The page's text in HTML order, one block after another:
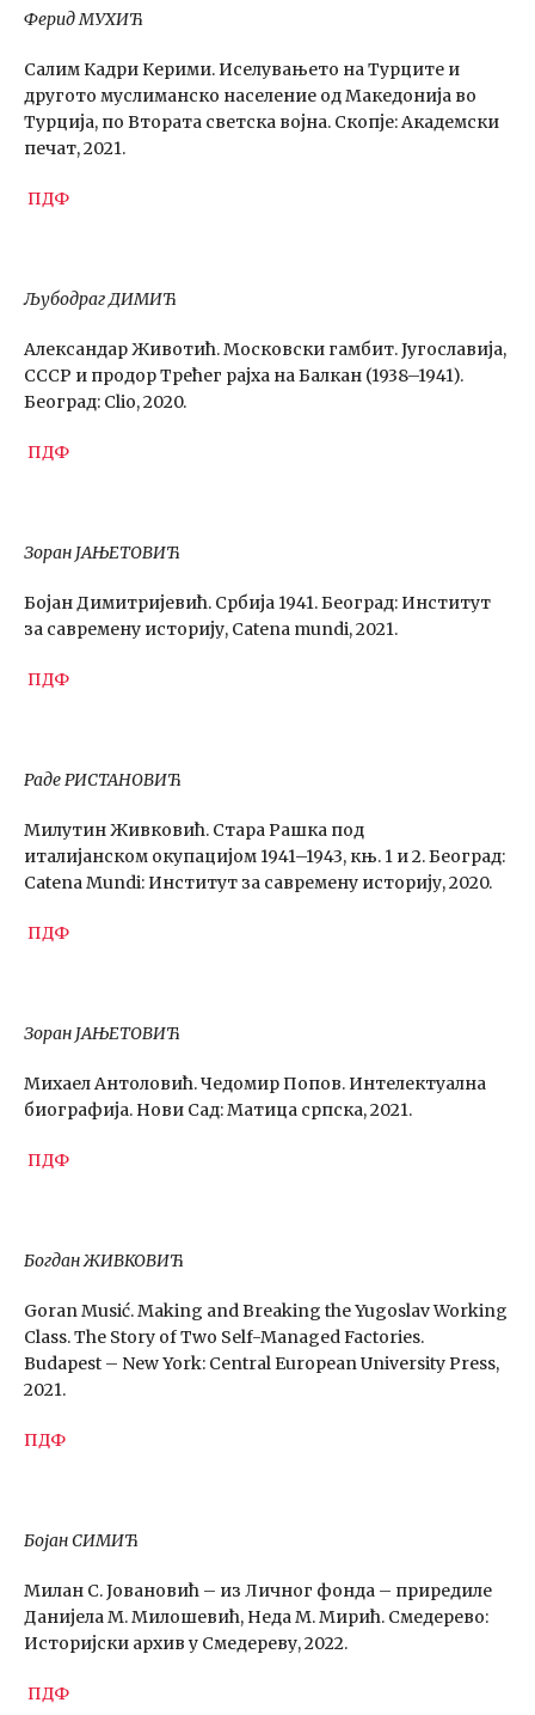
Ферид МУХИЋ
Салим Кадри Керими. Иселувањето на Турците и
другото муслиманско население од Македонија во
Турција, по Втората светска војна. Скопје: Академски
печат, 2021.
ПДФ
Љубодраг ДИМИЋ
Александар Животић. Московски гамбит. Југославија,
СССР и продор Трећег рајха на Балкан (1938–1941).
Београд: Clio, 2020.
ПДФ
Зоран ЈАЊЕТОВИЋ
Бојан Димитријевић. Србија 1941. Београд: Институт
за савремену историју, Catena mundi, 2021.
ПДФ
Раде РИСТАНОВИЋ
Милутин Живковић. Стара Рашка под
италијанском окупацијом 1941–1943, књ. 1 и 2. Београд:
Catena Mundi: Институт за савремену историју, 2020.
ПДФ
Зоран ЈАЊЕТОВИЋ
Михаел Антоловић. Чедомир Попов. Интелектуална
биографија. Нови Сад: Матица српска, 2021.
ПДФ
Богдан ЖИВКОВИЋ
Goran Musić. Making and Breaking the Yugoslav Working
Class. The Story of Two Self-Managed Factories.
Budapest – New York: Central European University Press,
2021.
ПДФ
Бојан СИМИЋ
Милан С. Јовановић – из Личног фонда – приредиле
Данијела М. Милошевић, Неда М. Мирић. Смедерево:
Историјски архив у Смедереву, 2022.
ПДФ